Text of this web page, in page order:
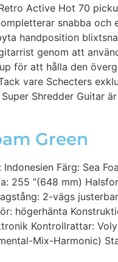
Active Hot 70
snabba och
handposition
genom att
för att hålla den
vare Schecters
Shredder Guitar
Green
Färg: Sea
255 ”(648 mm)
2-vägs
högerhänta
Kontrollrattar:
Mix-Harmonic)